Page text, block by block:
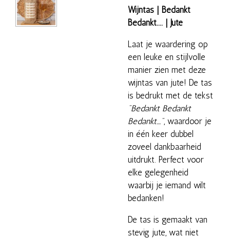
Wijntas | Bedankt
Bedankt.... | Jute
Laat je waardering op
een leuke en stijlvolle
manier zien met deze
wijntas van jute! De tas
is bedrukt met de tekst
"Bedankt Bedankt
Bedankt....", waardoor je
in één keer dubbel
zoveel dankbaarheid
uitdrukt. Perfect voor
elke gelegenheid
waarbij je iemand wilt
bedanken!
De tas is gemaakt van
stevig jute, wat niet